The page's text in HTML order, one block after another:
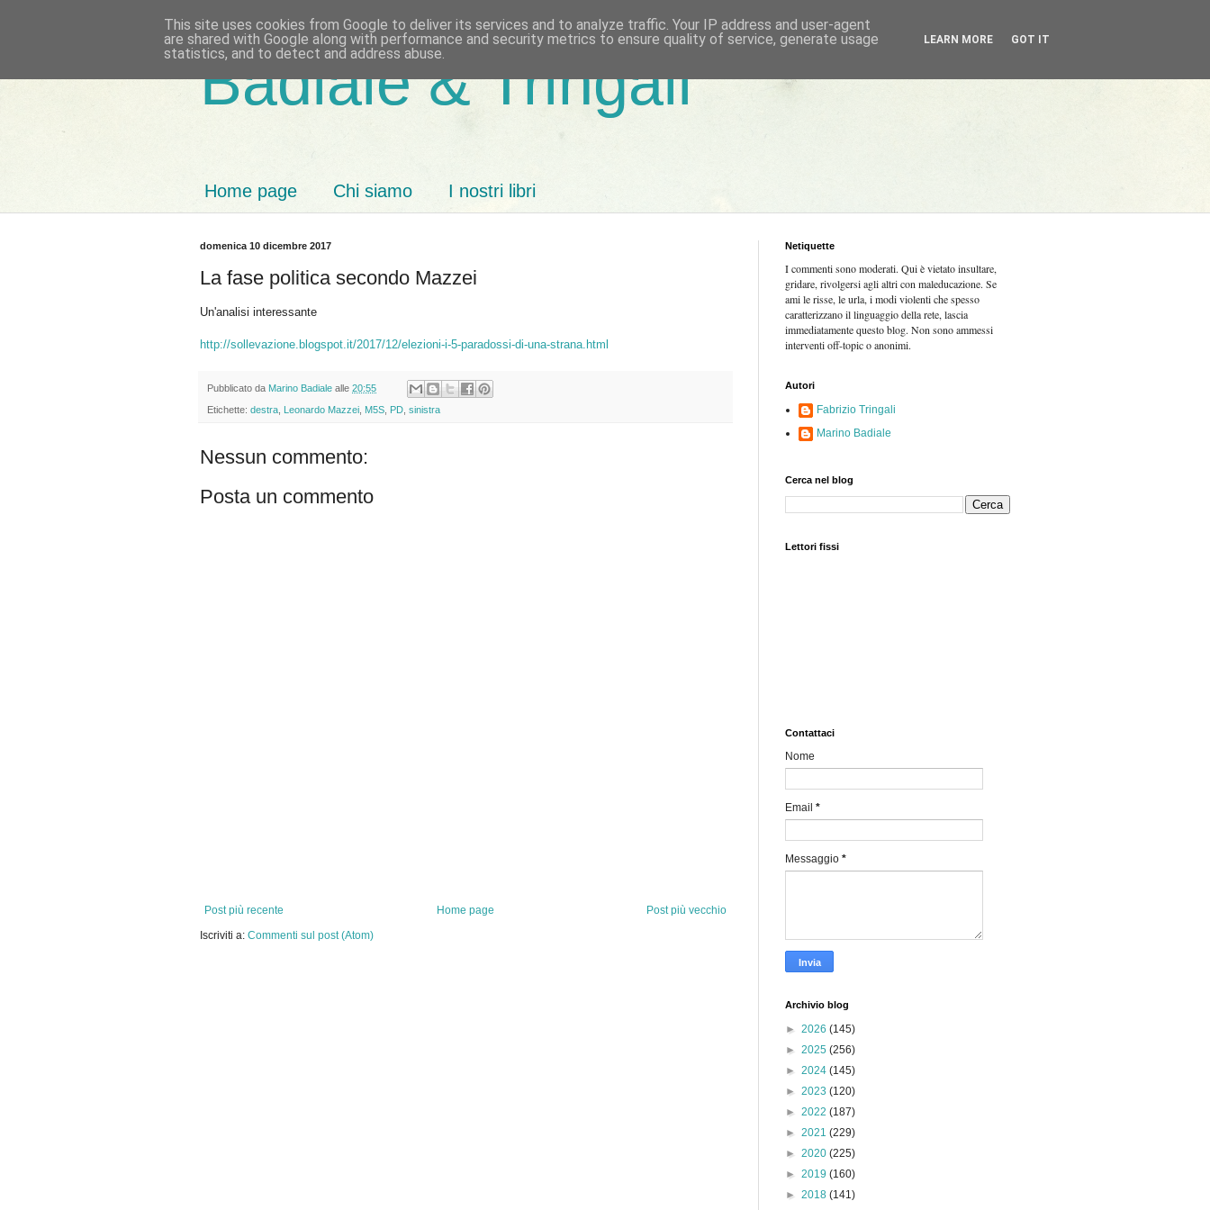
Badiale & Tringali
Home page Chi siamo I nostri libri
domenica 10 dicembre 2017
La fase politica secondo Mazzei
Un'analisi interessante
http://sollevazione.blogspot.it/2017/12/elezioni-i-5-paradossi-di-una-strana.html
Pubblicato da Marino Badiale alle 20:55
Etichette: destra Leonardo Mazzei M5S PD sinistra
Nessun commento:
Posta un commento
Post più recente Post più vecchio
Home page
Iscriviti a: Commenti sul post (Atom)
Netiquette
I commenti sono moderati. Qui è vietato insultare,
gridare, rivolgersi agli altri con maleducazione. Se
ami le risse, le urla, i modi violenti che spesso
caratterizzano il linguaggio della rete, lascia
immediatamente questo blog. Non sono ammessi
interventi off-topic o anonimi.
Autori
Fabrizio Tringali
Marino Badiale
Cerca nel blog
Lettori fissi
Contattaci
Nome
Email *
Messaggio *
Archivio blog
► 2026 (145)
► 2025 (256)
► 2024 (145)
► 2023 (120)
► 2022 (187)
► 2021 (229)
► 2020 (225)
► 2019 (160)
► 2018 (141)
This site uses cookies from Google to deliver its services and to analyze traffic. Your IP address and user-agent
are shared with Google along with performance and security metrics to ensure quality of service, generate usage
statistics, and to detect and address abuse.
LEARN MORE GOT IT